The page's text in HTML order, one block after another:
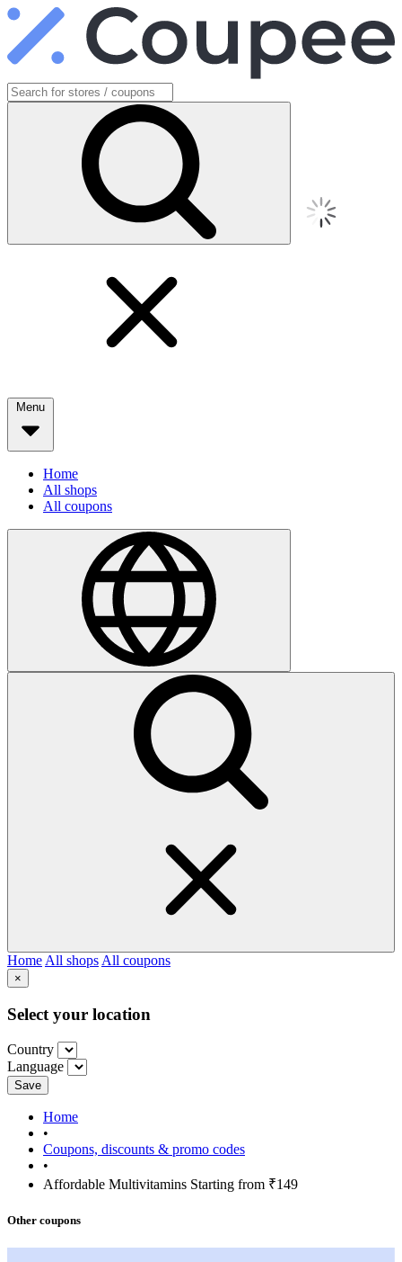
Menu
Home
All shops
All coupons
Home All shops All coupons
×
Select your location
Country
Language
Save
Home
•
Coupons, discounts & promo codes
•
Affordable Multivitamins Starting from ₹149
Other coupons